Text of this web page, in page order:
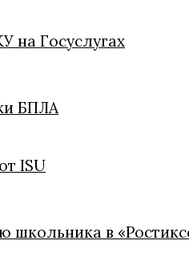
на Госуслугах
БПЛА
ISU
школьника в